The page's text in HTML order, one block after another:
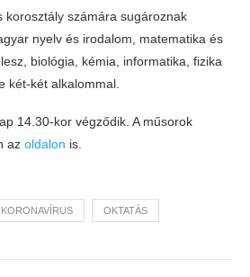
korosztály számára sugároznak
nyelv és irodalom, matematika és
biológia, kémia, informatika, fizika
két-két alkalommal.
14.30-kor végződik. A műsorok
az oldalon is.
KORONAVÍRUS OKTATÁS